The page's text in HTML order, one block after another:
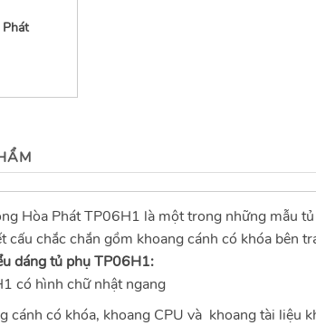
Hòa Phát TP06H1 là một trong những mẫu
cấu chắc chắn gồm khoang cánh có khóa bên
dáng tủ phụ TP06H1:
có hình chữ nhật ngang
cánh có khóa, khoang CPU và khoang tài liệu